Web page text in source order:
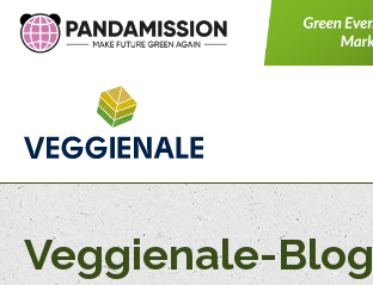
Veggienale-Blog